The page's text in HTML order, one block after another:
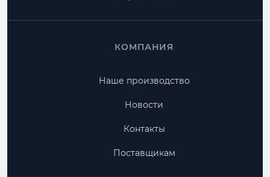
КОМПАНИЯ
Наше производство
Новости
Контакты
Поставщикам